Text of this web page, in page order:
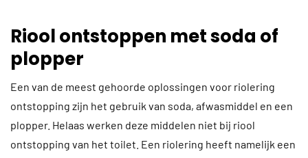
Riool ontstoppen met soda of
plopper
Een van de meest gehoorde oplossingen voor riolering
ontstopping zijn het gebruik van soda, afwasmiddel en een
plopper. Helaas werken deze middelen niet bij riool
ontstopping van het toilet. Een riolering heeft namelijk een